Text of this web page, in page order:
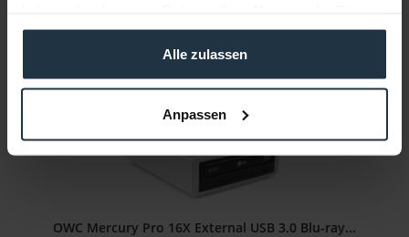
gesammelt haben.
Alle zulassen
Anpassen
OWC Mercury Pro 16X External USB 3.0 Blu-ray...